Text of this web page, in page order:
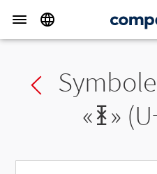
Previous char
«ꀫ»